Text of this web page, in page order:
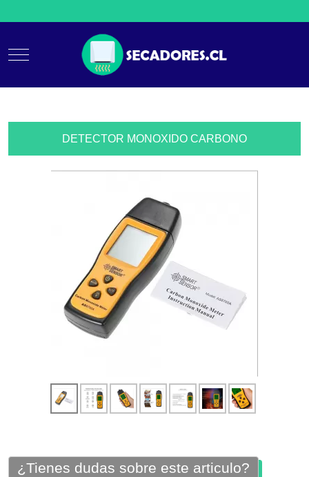
Mobile Menu Toggle
DETECTOR MONOXIDO CARBONO
¿Tienes dudas sobre este articulo?